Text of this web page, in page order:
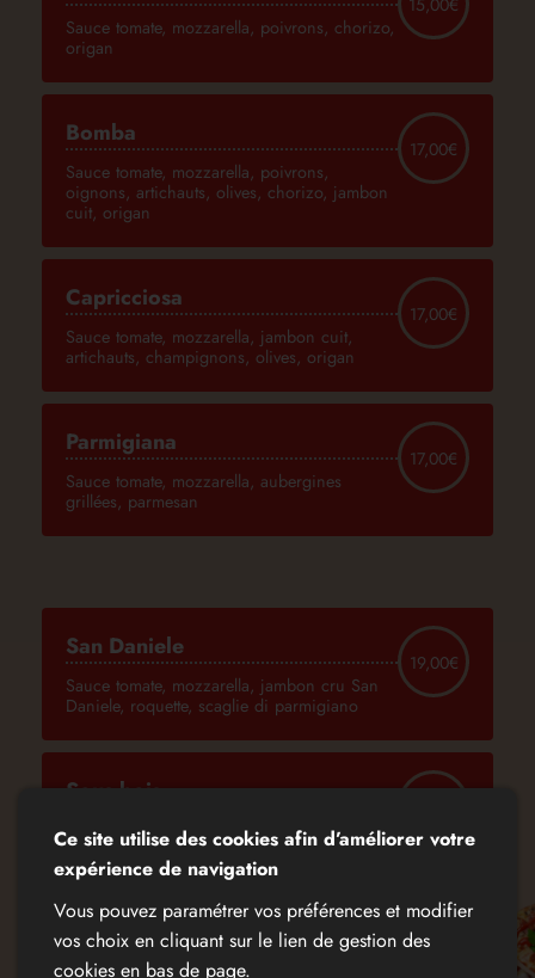
15,00€
Sauce tomate, mozzarella, poivrons, chorizo,
origan
Bomba
17,00€
Sauce tomate, mozzarella, poivrons,
oignons, artichauts, olives, chorizo, jambon
cuit, origan
Capricciosa
17,00€
Sauce tomate, mozzarella, jambon cuit,
artichauts, champignons, olives, origan
Parmigiana
17,00€
Sauce tomate, mozzarella, aubergines
grillées, parmesan
San Daniele
19,00€
Sauce tomate, mozzarella, jambon cru San
Daniele, roquette, scaglie di parmigiano
Sous bois
Sauce tomate, mozzarella, fromage de
chèvre, champignons
Végétariana
15,00€
Ce site utilise des cookies afin d’améliorer votre
expérience de navigation
Vous pouvez paramétrer vos préférences et modifier
vos choix en cliquant sur le lien de gestion des
cookies en bas de page.